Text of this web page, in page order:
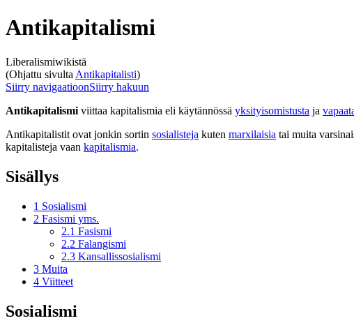
Antikapitalismi
Liberalismiwikistä
(Ohjattu sivulta Antikapitalisti)
Siirry navigaatioonSiirry hakuun
Antikapitalismi viittaa kapitalismia eli käytännössä yksityisomistusta ja
Antikapitalistit ovat jonkin sortin sosialisteja kuten marxilaisia tai muita
kapitalisteja vaan kapitalismia.
Sisällys
1 Sosialismi
2 Fasismi yms.
2.1 Fasismi
2.2 Falangismi
2.3 Kansallissosialismi
3 Muita
4 Viitteet
Sosialismi